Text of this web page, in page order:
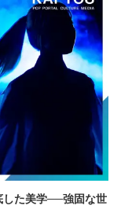
た美学──強固な世